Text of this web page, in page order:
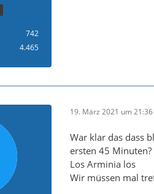
742
4.465
19. März 2021 um 21:36
War klar das dass
ersten 45 Minuten?
Los Arminia los
Wir müssen mal